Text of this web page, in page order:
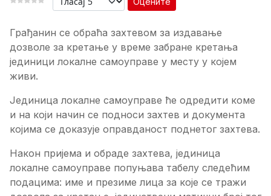
Грађанин се обраћа захтевом за издавање
дозволе за кретање у време забране кретања
јединици локалне самоуправе у месту у којем
живи.
Јединица локалне самоуправе ће одредити коме
и на који начин се подноси захтев и документа
којима се доказује оправданост поднетог захтева.
Након пријема и обраде захтева, јединица
локалне самоуправе попуњава табелу следећим
подацима: име и презиме лица за које се тражи